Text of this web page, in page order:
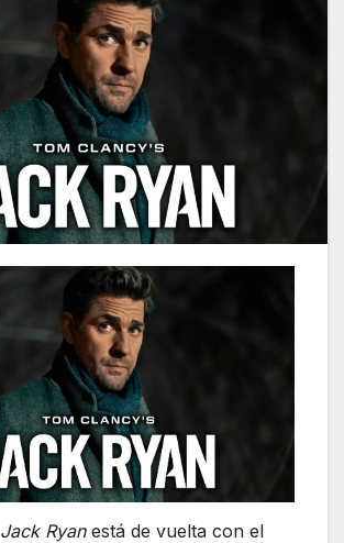
Jack Ryanestá de vuelta con el